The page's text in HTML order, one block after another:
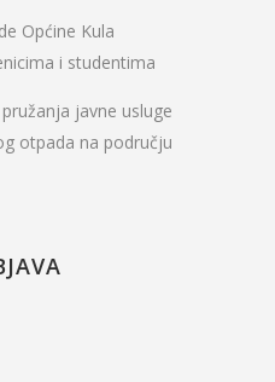
Općine Kula
i studentima
javne usluge
otpada na području